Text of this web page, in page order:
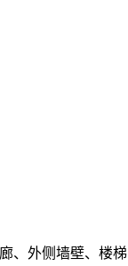
、外侧墙壁、楼梯